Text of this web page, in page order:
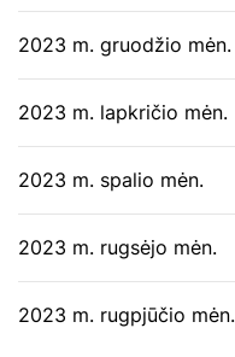
2023 m. gruodžio mėn.
2023 m. lapkričio mėn.
2023 m. spalio mėn.
2023 m. rugsėjo mėn.
2023 m. rugpjūčio mėn.